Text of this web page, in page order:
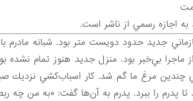
اجازه رسمي از ناشر است.
جديد حدود دويست متر بود. شبانه مادرم
بي‌خبر بود. منزل جديد هنوز تمام نشده
چندين مرغ ما گم شد. كار اسباب‌كشي نزديك
پدرم را ببرد. پدرم به آن‌ها گفت: «به من چه